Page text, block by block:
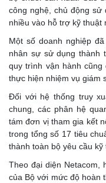
công nghệ, chủ động sử
nhiều vào hỗ trợ kỹ thuật
Một số doanh nghiệp
nhân sự sử dụng thành
quy trình vận hành cũng
thực hiện nhiệm vụ giám
Đối với hệ thống truy
chung, các phân hệ
tám đơn vị tham gia kết
trong tổng số 17 tiêu
thành toàn bộ yêu cầu kỹ
Theo đại diện Netacom,
của Bộ với mức độ hoàn